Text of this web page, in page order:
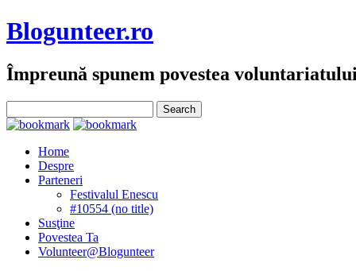
Blogunteer.ro
Împreună spunem povestea
Home
Despre
Parteneri
Festivalul Enescu
#10554 (no title)
Susţine
Povestea Ta
Volunteer@Blogunteer